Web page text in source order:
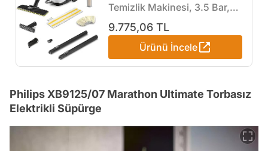
Temizlik Makinesi, 3.5 Bar,
75 m² Temizleme Alanı,
Beyaz
9.775,06 TL
Ürünü İncele
Philips XB9125/07 Marathon Ultimate Torbasız
Elektrikli Süpürge